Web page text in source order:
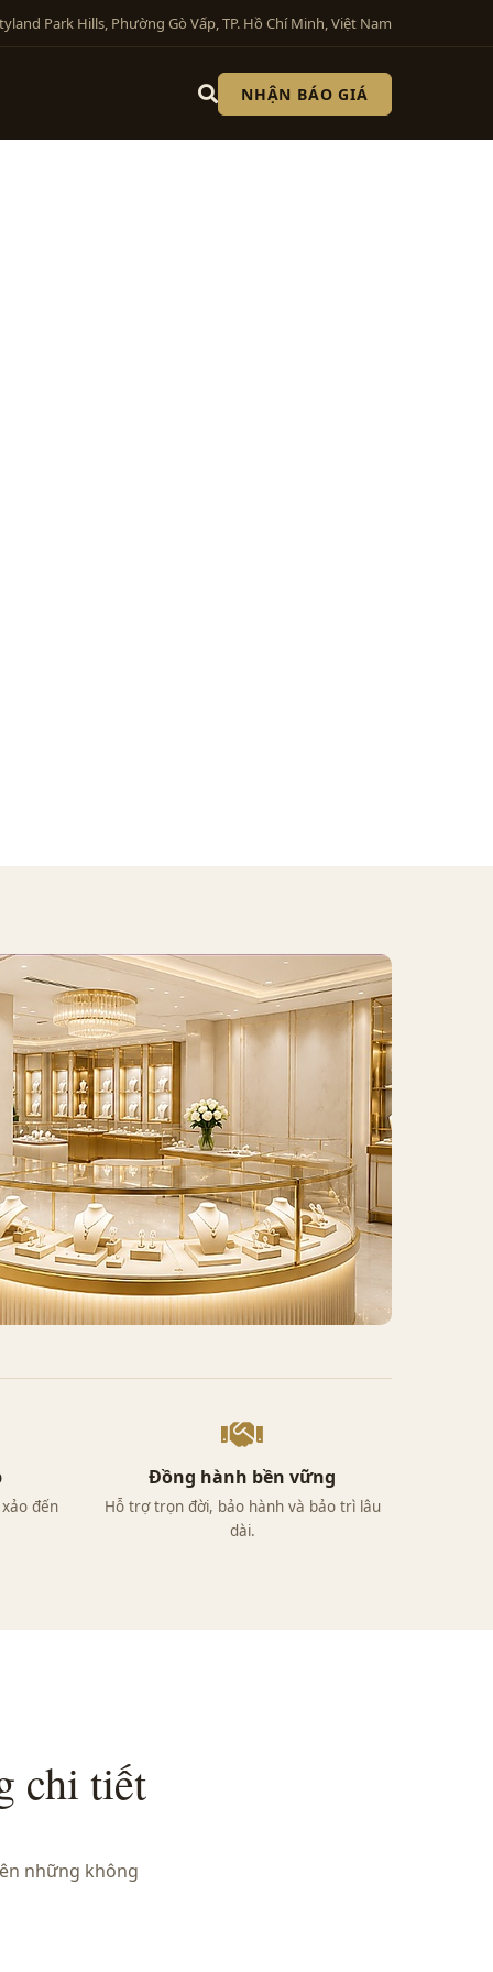
Park Hills, Phường Gò Vấp, TP. Hồ Chí Minh, Việt Nam
NHẬN BÁO GIÁ
đến
Đồng hành bền vững
Hỗ trợ trọn đời, bảo hành và bảo trì lâu
dài.
chi tiết
những không